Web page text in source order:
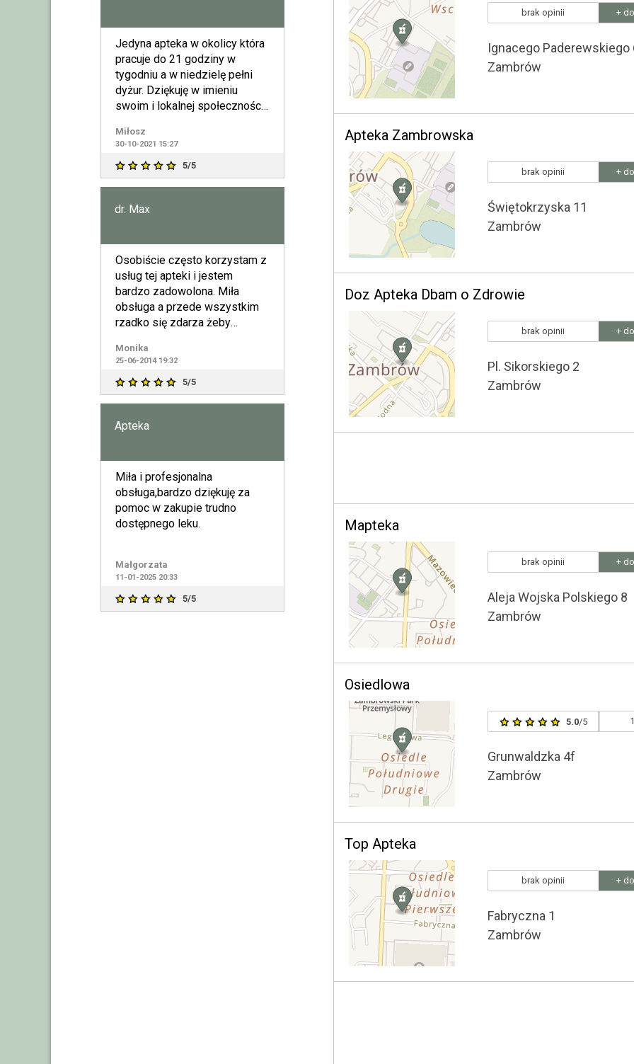
brak opinii +
Ignacego Paderewskiego
Zambrów
Apteka Zambrowska
brak opinii +
Świętokrzyska 11
Zambrów
Doz Apteka Dbam o Zdrowie
brak opinii +
Pl. Sikorskiego 2
Zambrów
Mapteka
brak opinii +
Aleja Wojska Polskiego 8
Zambrów
Osiedlowa
5.0/5
Grunwaldzka 4f
Zambrów
Top Apteka
brak opinii +
Fabryczna 1
Zambrów
Jedyna apteka w okolicy która
pracuje do 21 godziny w
tygodniu a w niedzielę pełni
dyżur. Dziękuję w imieniu
swoim i lokalnej społeczności.
Miłosz
30-10-2021 15:27
5/5
dr. Max
Osobiście często korzystam z
usług tej apteki i jestem
bardzo zadowolona. Miła
obsługa a przede wszystkim
rzadko się zdarza żeby
lekó
Monika
25-06-2014 19:32
5/5
Apteka
Miła i profesjonalna
obsługa,bardzo dziękuję za
pomoc w zakupie trudno
dostępnego leku.
Małgorzata
11-01-2025 20:33
5/5